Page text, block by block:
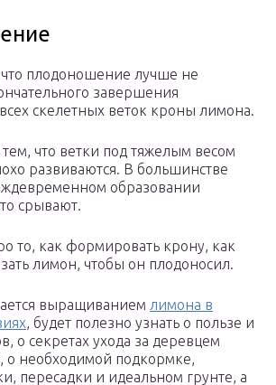
что плодоношение лучше не
завершения
скелетных веток кроны лимона.
тем, что ветки под тяжелым весом
развиваются. В большинстве
образовании
срывают.
то, как формировать крону, как
лимон, чтобы он плодоносил.
выращиванием лимона в
, будет полезно узнать о пользе и
о секретах ухода за деревцем
о необходимой подкормке,
пересадки и идеальном грунте, а